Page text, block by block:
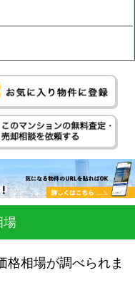
場
格相場が調べられま